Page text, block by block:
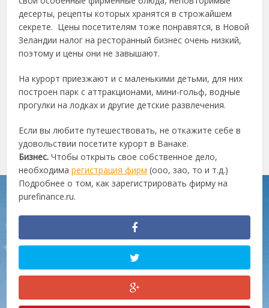
десерты, рецепты которых хранятся в строжайшем
секрете. Цены посетителям тоже понравятся, в Новой
Зеландии налог на ресторанный бизнес очень низкий,
поэтому и цены они не завышают.
На курорт приезжают и с маленькими детьми, для них
построен парк с аттракционами, мини-гольф, водные
прогулки на лодках и другие детские развлечения.
Если вы любите путешествовать, не откажите себе в
удовольствии посетите курорт в Ванаке.
Бизнес.Чтобы открыть свое собственное дело,
необходимарегистрация фирм (ооо, зао, то и т.д.)
Подробнее о том, как зарегистрировать фирму на
purefinance.ru.